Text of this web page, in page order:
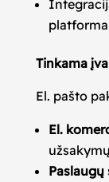
platforma
Tinkama
El. pašto
El.